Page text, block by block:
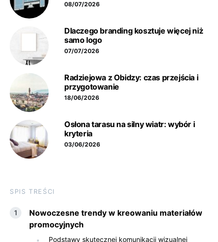
08/07/2026
Dlaczego branding kosztuje więcej niż
samo logo
07/07/2026
Radziejowa z Obidzy: czas przejścia i
przygotowanie
18/06/2026
Osłona tarasu na silny wiatr: wybór i
kryteria
03/06/2026
SPIS TREŚCI
Nowoczesne trendy w kreowaniu materiałów
promocyjnych
Podstawy skutecznej komunikacji wizualnej